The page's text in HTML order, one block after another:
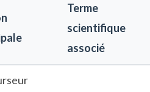
Terme
scientifique
associé